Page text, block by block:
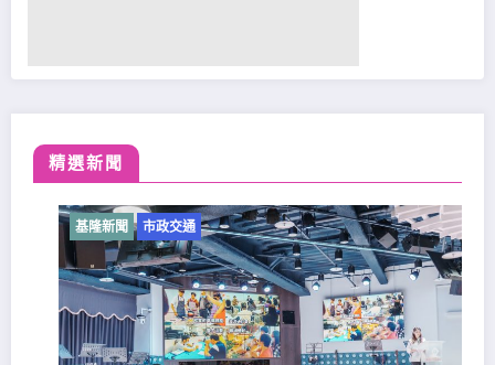
精選新聞
基隆新聞 市政交通